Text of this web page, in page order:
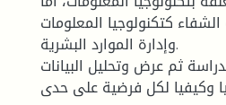
كتكنولوجيا المعلومات
وإدارة الموارد البشرية.
ثم عرض وتحليل البيانات
وكيفيا لكل فرضية على حدى